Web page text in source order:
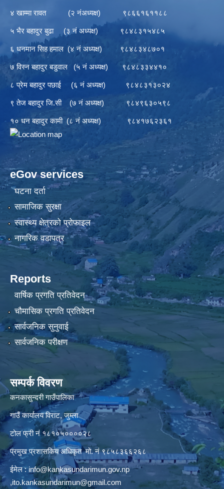
४ खाम्मा रावत (२ नंअध्यक्ष) ९८६६१६११८८
५ भैर बहादुर बुढा (३ नं अध्यक्ष) ९८४८३१५४८५
६ धनमान सिह हमाल (४ नं अध्यक्ष) ९८४८३४८७०१
७ विस्न बहादुर बडुवाल (५ नं अध्यक्ष) ९८४८३३४४१०
८ प्रेम बहादुर पछाई (६ नं अध्यक्ष) ९८४८३१३०२४
९ तेज बहादुर जि.सी (७ नं अध्यक्ष) ९८४९६३०५९८
१० धन बहादुर कामी (८ नं अध्यक्ष) ९८४१७६२३६१
eGov services
घटना दर्ता
सामाजिक सुरक्षा
स्वास्थ्य क्षेत्रको प्रोफाइल
नागरिक वडापत्र
Reports
वार्षिक प्रगति प्रतिवेदन
चौमासिक प्रगति प्रतिवेदन
सार्वजनिक सुनुवाई
सार्वजनिक परीक्षण
सम्पर्क विवरण
कनकासुन्दरी गाउँपालिका
गाउँ कार्यालय विराट, जुम्ला
टोल फ्री नं १८१०५००००२८
प्रमुख प्रशासकिय अधिकृत मो. नं ९८५८३६६२६८
ईमेल :info@kankasundarimun.gov.np
,ito.kankasundarimun@gmail.com